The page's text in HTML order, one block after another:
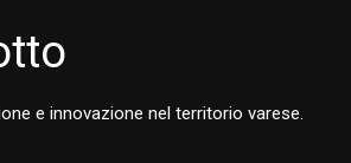
e innovazione nel territorio varese.